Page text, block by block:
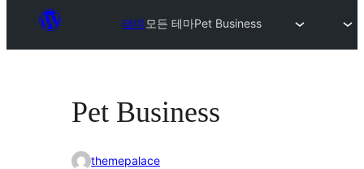
기
테마모든 테마Pet Business
Pet Business
themepalace